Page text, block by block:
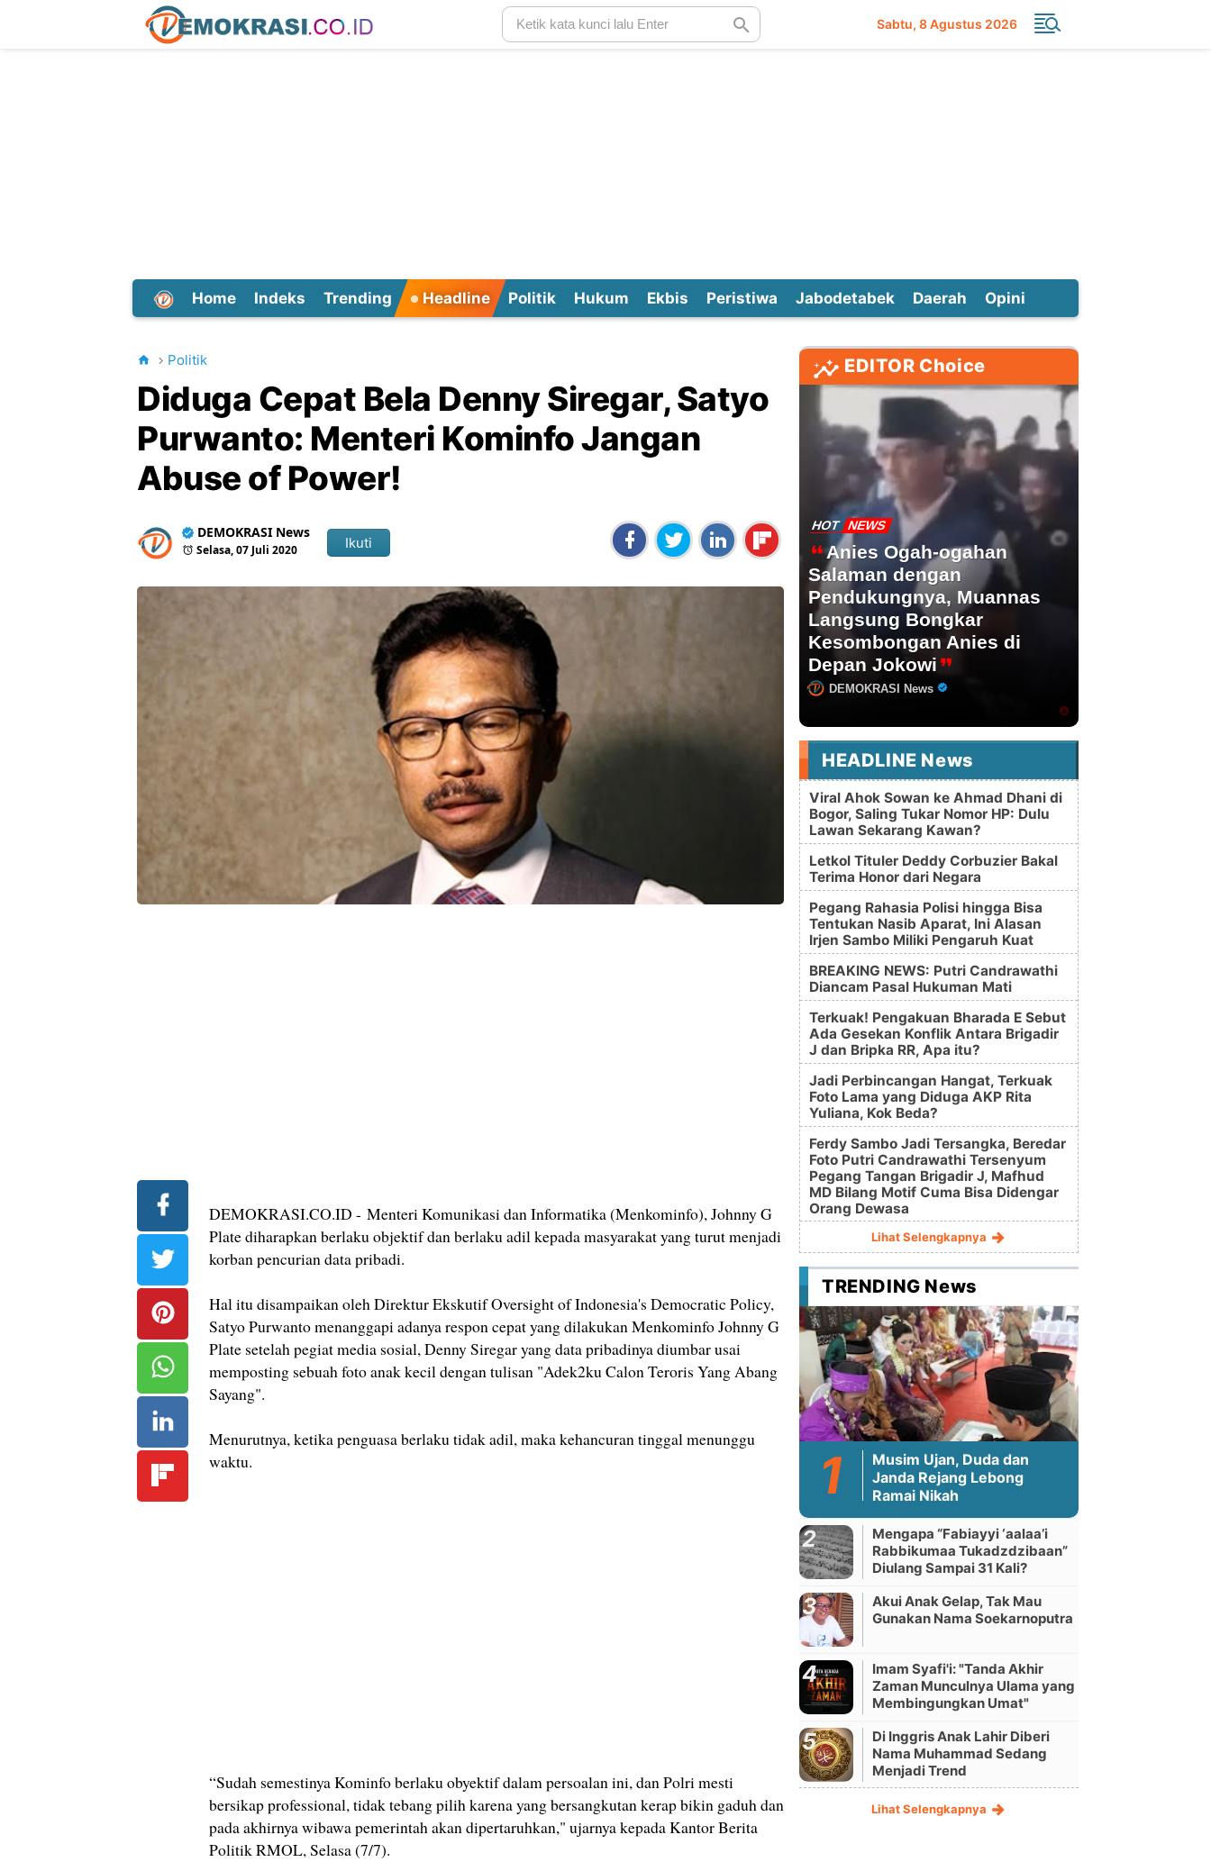
Sabtu 8 Agustus 2026
Home Indeks Trending Headline Politik Hukum Ekbis Peristiwa Jabodetabek Daerah Opini
Politik
Diduga Cepat Bela Denny Siregar, Satyo
Purwanto: Menteri Kominfo Jangan
Abuse of Power!
DEMOKRASI News
Selasa, 07 Juli 2020 Ikuti
DEMOKRASI.CO.ID - Menteri Komunikasi dan Informatika (Menkominfo), Johnny G
Plate diharapkan berlaku objektif dan berlaku adil kepada masyarakat yang turut menjadi
korban pencurian data pribadi.
Hal itu disampaikan oleh Direktur Ekskutif Oversight of Indonesia's Democratic Policy,
Satyo Purwanto menanggapi adanya respon cepat yang dilakukan Menkominfo Johnny G
Plate setelah pegiat media sosial, Denny Siregar yang data pribadinya diumbar usai
memposting sebuah foto anak kecil dengan tulisan "Adek2ku Calon Teroris Yang Abang
Sayang".
Menurutnya, ketika penguasa berlaku tidak adil, maka kehancuran tinggal menunggu
waktu.
“Sudah semestinya Kominfo berlaku obyektif dalam persoalan ini, dan Polri mesti
bersikap professional, tidak tebang pilih karena yang bersangkutan kerap bikin gaduh dan
pada akhirnya wibawa pemerintah akan dipertaruhkan," ujarnya kepada Kantor Berita
Politik RMOL, Selasa (7/7).
EDITOR Choice
HOT NEWS
Anies Ogah-ogahan
Salaman dengan
Pendukungnya, Muannas
Langsung Bongkar
Kesombongan Anies di
Depan Jokowi
DEMOKRASI News
HEADLINE News
Viral Ahok Sowan ke Ahmad Dhani di
Bogor, Saling Tukar Nomor HP: Dulu
Lawan Sekarang Kawan?
Letkol Tituler Deddy Corbuzier Bakal
Terima Honor dari Negara
Pegang Rahasia Polisi hingga Bisa
Tentukan Nasib Aparat, Ini Alasan
Irjen Sambo Miliki Pengaruh Kuat
BREAKING NEWS: Putri Candrawathi
Diancam Pasal Hukuman Mati
Terkuak! Pengakuan Bharada E Sebut
Ada Gesekan Konflik Antara Brigadir
J dan Bripka RR, Apa itu?
Jadi Perbincangan Hangat, Terkuak
Foto Lama yang Diduga AKP Rita
Yuliana, Kok Beda?
Ferdy Sambo Jadi Tersangka, Beredar
Foto Putri Candrawathi Tersenyum
Pegang Tangan Brigadir J, Mafhud
MD Bilang Motif Cuma Bisa Didengar
Orang Dewasa
Lihat Selengkapnya
TRENDING News
Musim Ujan, Duda dan
Janda Rejang Lebong
Ramai Nikah
Mengapa “Fabiayyi ‘aalaa’i
Rabbikumaa Tukadzdzibaan”
Diulang Sampai 31 Kali?
Akui Anak Gelap, Tak Mau
Gunakan Nama Soekarnoputra
Imam Syafi'i: "Tanda Akhir
Zaman Munculnya Ulama yang
Membingungkan Umat"
Di Inggris Anak Lahir Diberi
Nama Muhammad Sedang
Menjadi Trend
Lihat Selengkapnya